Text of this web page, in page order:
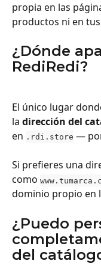
propia en las
productos ni en
¿Dónde
RediRedi?
El único lugar
la dirección del
en .rdi.store —
Si prefieres una
como
dominio propio en
¿Puedo
del